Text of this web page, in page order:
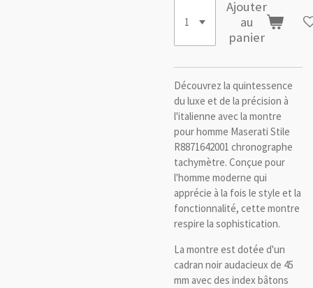
Ajouter
au
panier
Découvrez la quintessence
du luxe et de la précision à
l'italienne avec la montre
pour homme Maserati Stile
R8871642001 chronographe
tachymètre. Conçue pour
l'homme moderne qui
apprécie à la fois le style et la
fonctionnalité, cette montre
respire la sophistication.
La montre est dotée d'un
cadran noir audacieux de 45
mm avec des index bâtons